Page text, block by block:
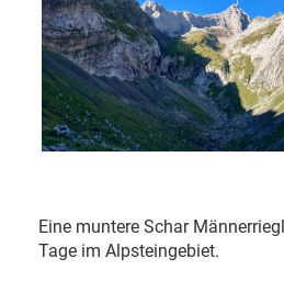
Eine muntere Schar
Tage im Alpsteingebiet.